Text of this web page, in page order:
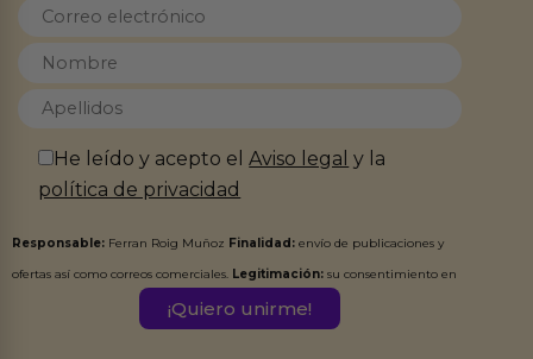
He leído y acepto elAviso legal y la
política de privacidad
Responsable: Ferran Roig Muñoz Finalidad: envío de publicaciones y
ofertas así como correos comerciales. Legitimación: su consentimiento en
Destinatarios:Ferran Roig Muñoz. Podrás ejercer tus